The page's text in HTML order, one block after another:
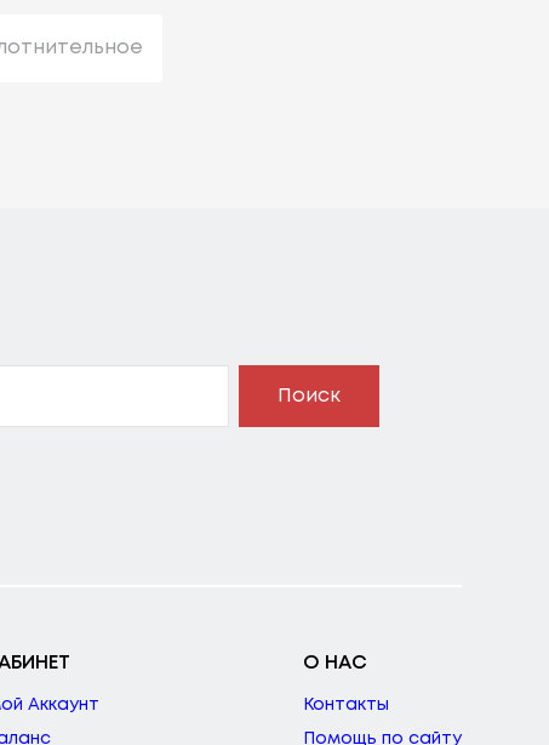
Поиск
Аккаунт
О НАС
Контакты
Помощь по сайту